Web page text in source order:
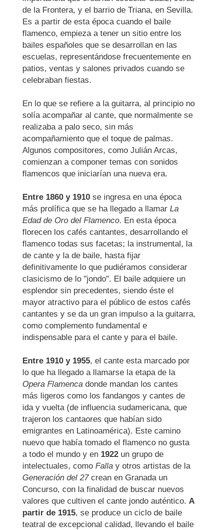
de la Frontera, y el barrio de Triana, en Sevilla.
Es a partir de esta época cuando el baile
flamenco, empieza a tener un sitio entre los
bailes españoles que se desarrollan en las
escuelas, representándose frecuentemente en
patios, ventas y salones privados cuando se
celebraban fiestas.
En lo que se refiere a la guitarra, al principio no
solía acompañar al cante, que normalmente se
realizaba a palo seco, sin más
acompañamiento que el toque de palmas.
Algunos compositores, como Julián Arcas,
comienzan a componer temas con sonidos
flamencos que iniciarían una nueva era.
Entre 1860 y 1910 se ingresa en una época
más prolífica que se ha llegado a llamar La
Edad de Oro del Flamenco. En esta época
florecen los cafés cantantes, desarrollando el
flamenco todas sus facetas; la instrumental, la
de cante y la de baile, hasta fijar
definitivamente lo que pudiéramos considerar
clasicismo de lo "jondo". El baile adquiere un
esplendor sin precedentes, siendo éste el
mayor atractivo para el público de estos cafés
cantantes y se da un gran impulso a la guitarra,
como complemento fundamental e
indispensable para el cante y para el baile.
Entre 1910 y 1955, el cante esta marcado por
lo que ha llegado a llamarse la etapa de la
Opera Flamenca donde mandan los cantes
más ligeros como los fandangos y cantes de
ida y vuelta (de influencia sudamericana, que
trajeron los cantaores que habían sido
emigrantes en Latinoamérica). Este camino
nuevo que había tomado el flamenco no gusta
a todo el mundo y en 1922 un grupo de
intelectuales, como Falla y otros artistas de la
Generación del 27crean en Granada un
Concurso, con la finalidad de buscar nuevos
valores que cultiven el cante jondo auténtico. A
partir de 1915, se produce un ciclo de baile
teatral de excepcional calidad, llevando el baile